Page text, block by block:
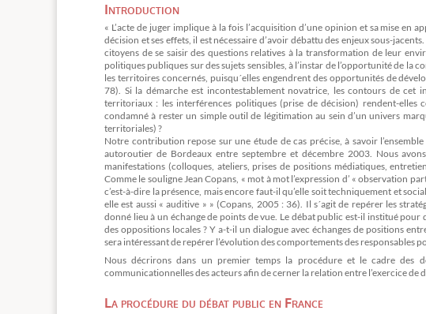
Introduction
« L’acte de juger implique à la fois l’acquisition d’une opinion et sa mise
décision et ses effets, il est nécessaire d’avoir débattu des enjeux sous-
citoyens de se saisir des questions relatives à la transformation de leur
politiques publiques sur des sujets sensibles, à l’instar de l’opportunité de
les territoires concernés, puisqu´elles engendrent des opportunités de
78). Si la démarche est incontestablement novatrice, les contours de
territoriaux : les interférences politiques (prise de décision) rendent-elles
condamné à rester un simple outil de légitimation au sein d’un univers
territoriales) ?
Notre contribution repose sur une étude de cas précise, à savoir
autoroutier de Bordeaux entre septembre et décembre 2003. Nous
manifestations (colloques, ateliers, prises de positions médiatiques,
Comme le souligne Jean Copans, « mot à mot l’expression d’ « observation
c’est-à-dire la présence, mais encore faut-il qu’elle soit techniquement et
elle est aussi « auditive » » (Copans, 2005 : 36). Il s´agit de repérer les
donné lieu à un échange de points de vue. Le débat public est-il institué
des oppositions locales ? Y a-t-il un dialogue avec échanges de positions
sera intéressant de repérer l’évolution des comportements des responsables
Nous décrirons dans un premier temps la procédure et le cadre des
communicationnelles des acteurs afin de cerner la relation entre l’exercice
La procédure du débat public en France